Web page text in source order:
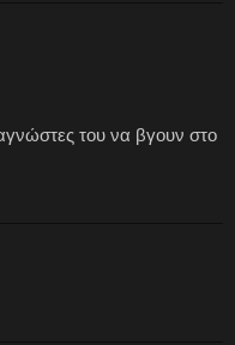
του να βγουν στο